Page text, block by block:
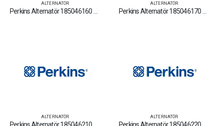
ALTERNATÖR ALTERNATÖR
ALTERNATÖR ALTERNATÖR